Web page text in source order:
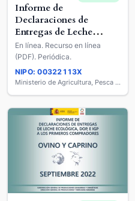
Informe de
Declaraciones de
Entregas de Leche
Ecológica, DOP E IGP a
los Primeros
Compradores : Ovino y
Caprino
En línea. Recurso en línea
(PDF). Periódica.
NIPO: 00322113X
Ministerio de Agricultura, Pesca y Alimentación